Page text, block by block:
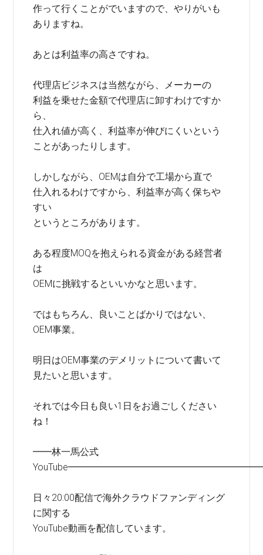
作って行くことがでいますので、やりがいも
ありますね。
あとは利益率の高さですね。
代理店ビジネスは当然ながら、メーカーの
利益を乗せた金額で代理店に卸すわけですか
ら、
仕入れ値が高く、利益率が伸びにくいという
ことがあったりします。
しかしながら、OEMは自分で工場から直で
仕入れるわけですから、利益率が高く保ちや
すい
というところがあります。
ある程度MOQを抱えられる資金がある経営者
は
OEMに挑戦するといいかなと思います。
ではもちろん、良いことばかりではない、
OEM事業。
明日はOEM事業のデメリットについて書いて
見たいと思います。
それでは今日も良い1日をお過ごしください
ね！
━━林一馬公式
日々20:00配信で海外クラウドファンディング
に関する
YouTube動画を配信しています。